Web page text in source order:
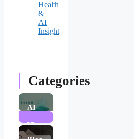
Health
&
AI
Insight
Categories
AI
37
Posts